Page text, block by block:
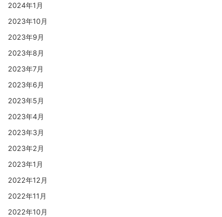
2024年1月
2023年10月
2023年9月
2023年8月
2023年7月
2023年6月
2023年5月
2023年4月
2023年3月
2023年2月
2023年1月
2022年12月
2022年11月
2022年10月